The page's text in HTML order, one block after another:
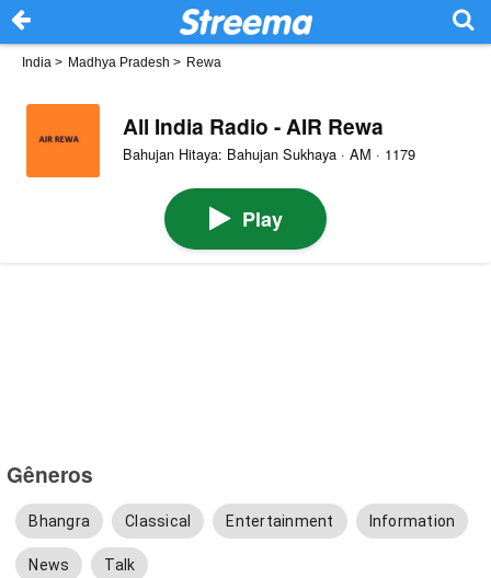
India > Madhya Pradesh > Rewa
All India Radio - AIR Rewa
Bahujan Hitaya: Bahujan Sukhaya · AM · 1179
Play
Gêneros
Bhangra Classical Entertainment Information
News Talk